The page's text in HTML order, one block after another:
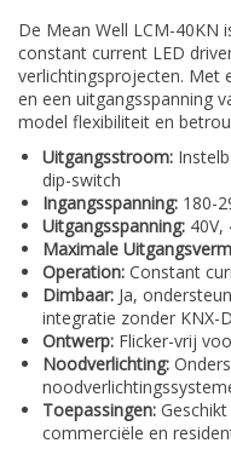
De Mean Well LCM-40KN
constant current LED
verlichtingsprojecten. Met
en een uitgangsspanning
model flexibiliteit en
Uitgangsstroom:
dip-switch
Ingangsspanning: 180-
Uitgangsspanning: 40V,
Maximale
Operation: Constant
Dimbaar: Ja,
integratie zonder KNX-
Ontwerp: Flicker-vrij
Noodverlichting:
Toepassingen:
commerciële en